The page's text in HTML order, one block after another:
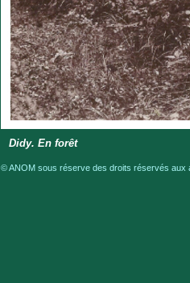
Didy. En forêt
© ANOM sous réserve des droits réservés aux